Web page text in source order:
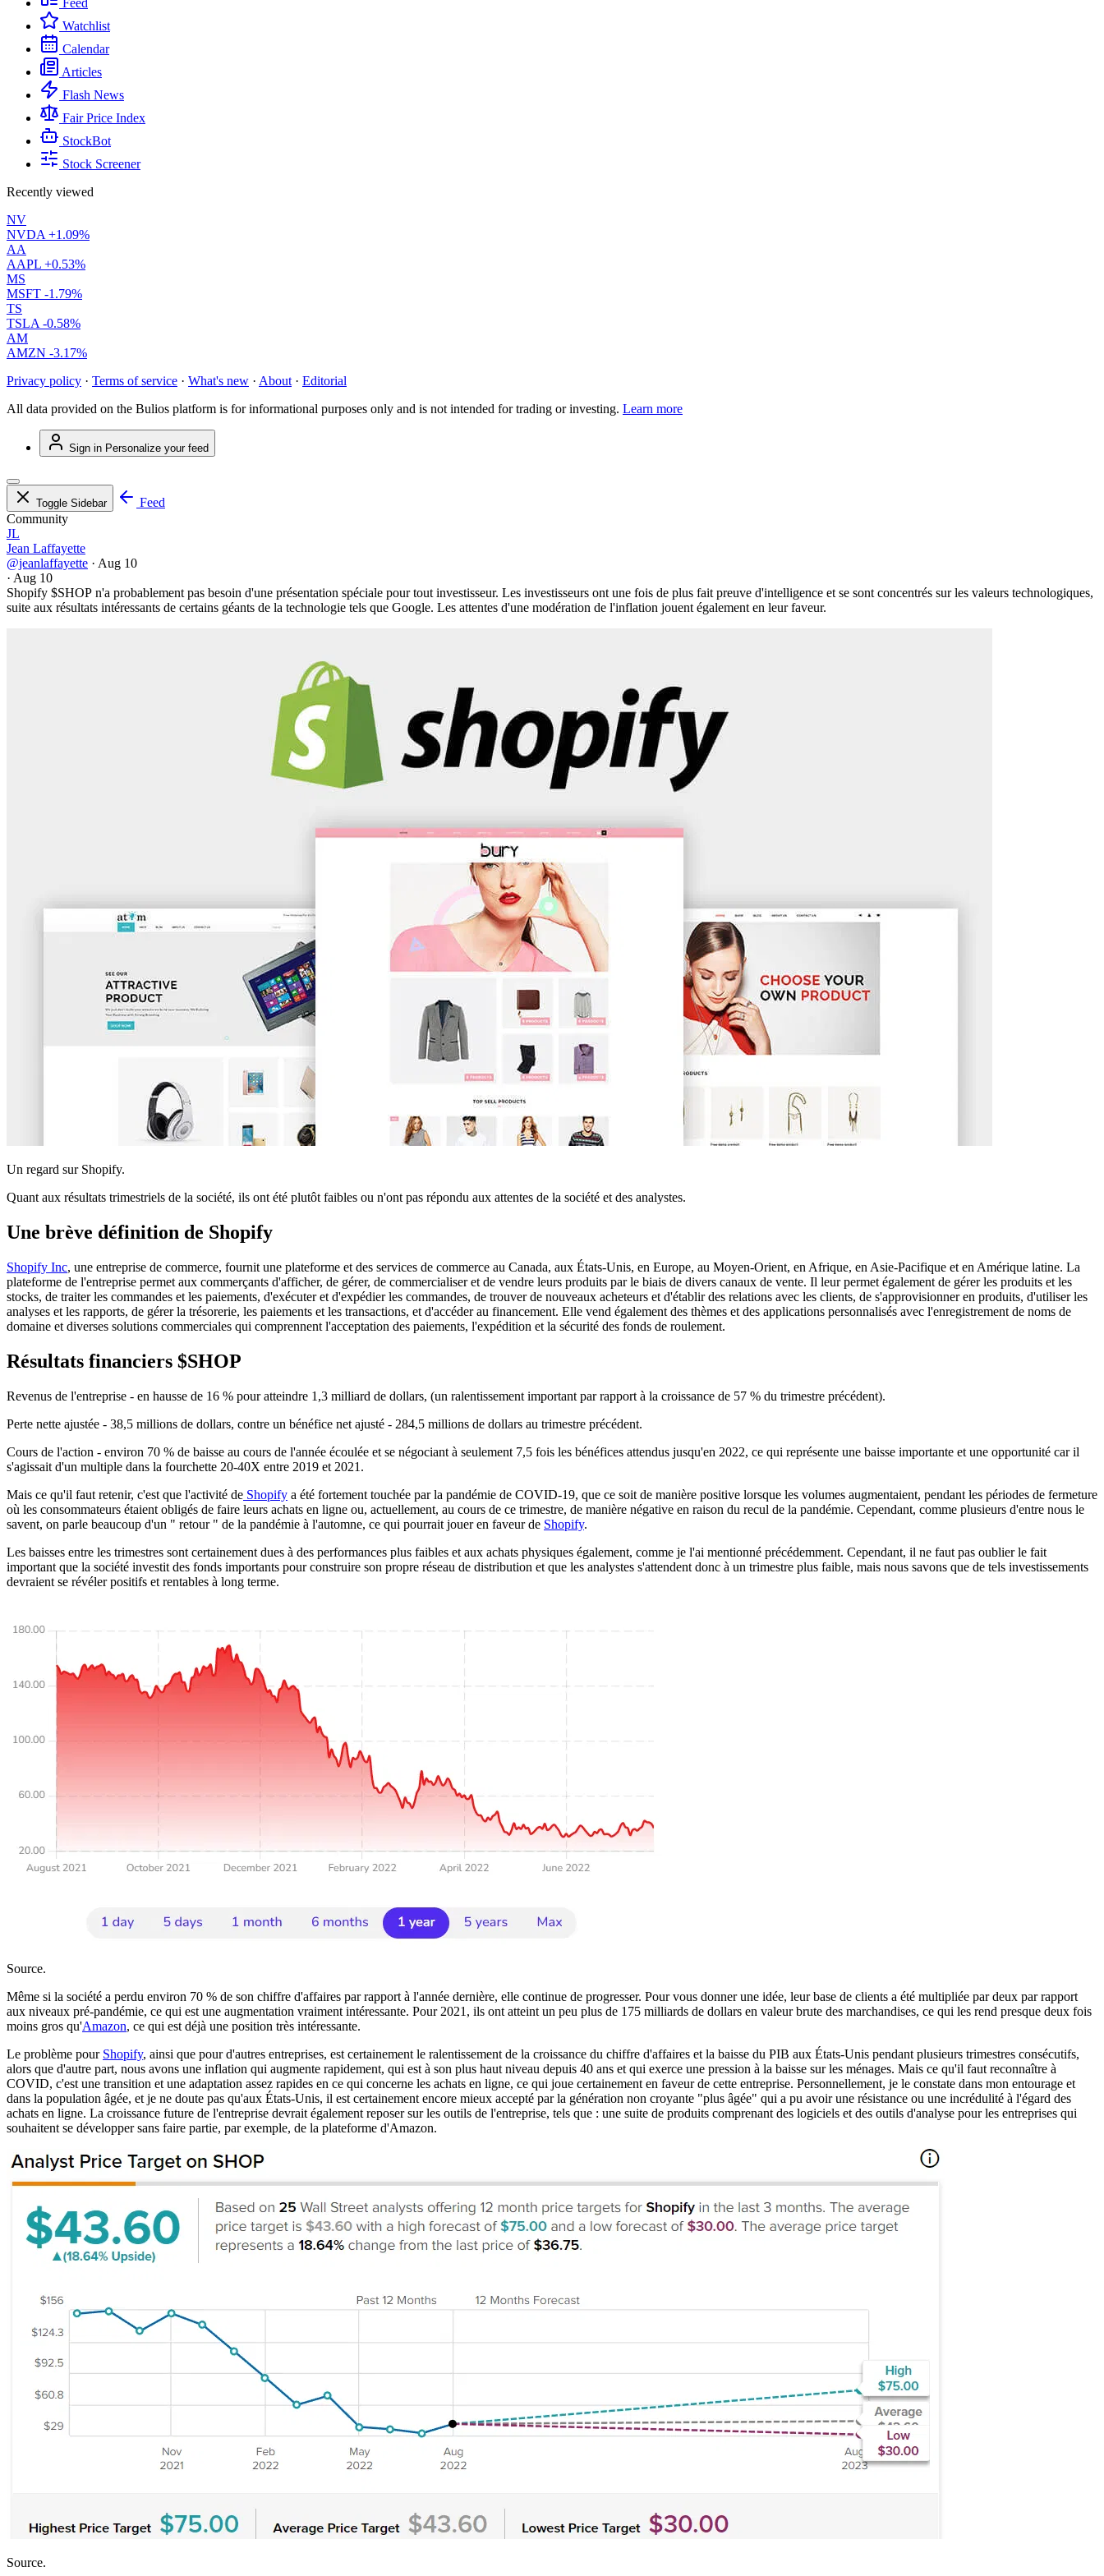
Feed
Watchlist
Calendar
Articles
Flash News
Fair Price Index
StockBot
Stock Screener
Recently viewed
NV
NVDA +1.09%
AA
AAPL +0.53%
MS
MSFT -1.79%
TS
TSLA -0.58%
AM
AMZN -3.17%
Privacy policy · Terms of service · What's new · About · Editorial
All data provided on the Bulios platform is for informational purposes only and is not intended for trading or investing. Learn more
Sign in Personalize your feed
Toggle Sidebar
Feed
Community
JL
Jean Laffayette
@jeanlaffayette · Aug 10
· Aug 10
Shopify $SHOP n'a probablement pas besoin d'une présentation spéciale pour tout investisseur. Les investisseurs ont une fois de plus fait preuve d'intelligence et se sont concentrés sur les valeurs technologiques,
suite aux résultats intéressants de certains géants de la technologie tels que Google. Les attentes d'une modération de l'inflation jouent également en leur faveur.
Un regard sur Shopify.
Quant aux résultats trimestriels de la société, ils ont été plutôt faibles ou n'ont pas répondu aux attentes de la société et des analystes.
Une brève définition de Shopify
Shopify Inc, une entreprise de commerce, fournit une plateforme et des services de commerce au Canada, aux États-Unis, en Europe, au Moyen-Orient, en Afrique, en Asie-Pacifique et en Amérique latine. La
plateforme de l'entreprise permet aux commerçants d'afficher, de gérer, de commercialiser et de vendre leurs produits par le biais de divers canaux de vente. Il leur permet également de gérer les produits et les
stocks, de traiter les commandes et les paiements, d'exécuter et d'expédier les commandes, de trouver de nouveaux acheteurs et d'établir des relations avec les clients, de s'approvisionner en produits, d'utiliser les
analyses et les rapports, de gérer la trésorerie, les paiements et les transactions, et d'accéder au financement. Elle vend également des thèmes et des applications personnalisés avec l'enregistrement de noms de
domaine et diverses solutions commerciales qui comprennent l'acceptation des paiements, l'expédition et la sécurité des fonds de roulement.
Résultats financiers $SHOP
Revenus de l'entreprise - en hausse de 16 % pour atteindre 1,3 milliard de dollars, (un ralentissement important par rapport à la croissance de 57 % du trimestre précédent).
Perte nette ajustée - 38,5 millions de dollars, contre un bénéfice net ajusté - 284,5 millions de dollars au trimestre précédent.
Cours de l'action - environ 70 % de baisse au cours de l'année écoulée et se négociant à seulement 7,5 fois les bénéfices attendus jusqu'en 2022, ce qui représente une baisse importante et une opportunité car il
s'agissait d'un multiple dans la fourchette 20-40X entre 2019 et 2021.
Mais ce qu'il faut retenir, c'est que l'activité de Shopify a été fortement touchée par la pandémie de COVID-19, que ce soit de manière positive lorsque les volumes augmentaient, pendant les périodes de fermeture
où les consommateurs étaient obligés de faire leurs achats en ligne ou, actuellement, au cours de ce trimestre, de manière négative en raison du recul de la pandémie. Cependant, comme plusieurs d'entre nous le
savent, on parle beaucoup d'un " retour " de la pandémie à l'automne, ce qui pourrait jouer en faveur de Shopify.
Les baisses entre les trimestres sont certainement dues à des performances plus faibles et aux achats physiques également, comme je l'ai mentionné précédemment. Cependant, il ne faut pas oublier le fait
important que la société investit des fonds importants pour construire son propre réseau de distribution et que les analystes s'attendent donc à un trimestre plus faible, mais nous savons que de tels investissements
devraient se révéler positifs et rentables à long terme.
Source.
Même si la société a perdu environ 70 % de son chiffre d'affaires par rapport à l'année dernière, elle continue de progresser. Pour vous donner une idée, leur base de clients a été multipliée par deux par rapport
aux niveaux pré-pandémie, ce qui est une augmentation vraiment intéressante. Pour 2021, ils ont atteint un peu plus de 175 milliards de dollars en valeur brute des marchandises, ce qui les rend presque deux fois
moins gros qu'Amazon, ce qui est déjà une position très intéressante.
Le problème pour Shopify, ainsi que pour d'autres entreprises, est certainement le ralentissement de la croissance du chiffre d'affaires et la baisse du PIB aux États-Unis pendant plusieurs trimestres consécutifs,
alors que d'autre part, nous avons une inflation qui augmente rapidement, qui est à son plus haut niveau depuis 40 ans et qui exerce une pression à la baisse sur les ménages. Mais ce qu'il faut reconnaître à
COVID, c'est une transition et une adaptation assez rapides en ce qui concerne les achats en ligne, ce qui joue certainement en faveur de cette entreprise. Personnellement, je le constate dans mon entourage et
dans la population âgée, et je ne doute pas qu'aux États-Unis, il est certainement encore mieux accepté par la génération non croyante "plus âgée" qui a pu avoir une résistance ou une incrédulité à l'égard des
achats en ligne. La croissance future de l'entreprise devrait également reposer sur les outils de l'entreprise, tels que : une suite de produits comprenant des logiciels et des outils d'analyse pour les entreprises qui
souhaitent se développer sans faire partie, par exemple, de la plateforme d'Amazon.
Source.